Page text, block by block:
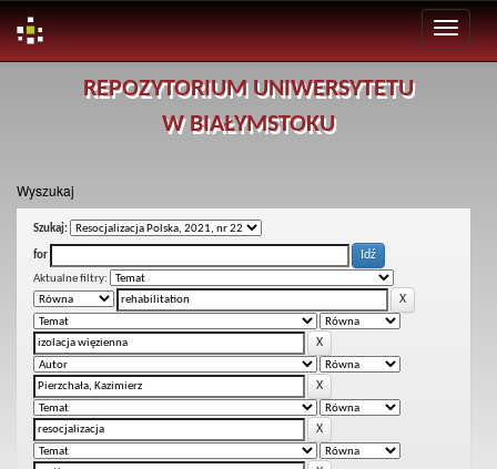
REPOZYTORIUM UNIWERSYTETU
W BIAŁYMSTOKU
Wyszukaj
Szukaj:
for
Aktualne filtry: